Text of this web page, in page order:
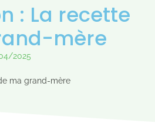
: La recette
mère​
2025
ma grand-mère​